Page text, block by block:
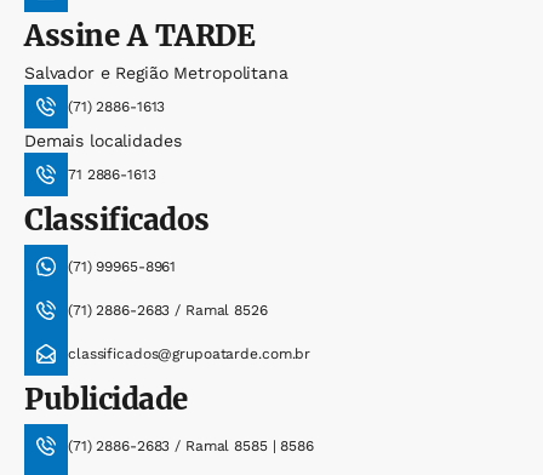
AssineA TARDE
Salvador e Região Metropolitana
(71) 2886-1613
Demais localidades
71 2886-1613
Classificados
(71) 99965-8961
(71) 2886-2683 / Ramal 8526
classificados@grupoatarde.com.br
Publicidade
(71) 2886-2683 / Ramal 8585 | 8586